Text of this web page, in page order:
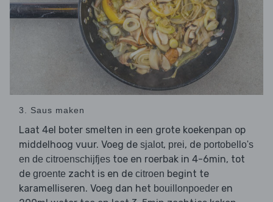
3. Saus maken
Laat 4el boter smelten in een grote koekenpan op
middelhoog vuur. Voeg de sjalot, prei, de portobello's
en de citroenschijfjes toe en roerbak in 4-6min, tot
de groente zacht is en de citroen begint te
karamelliseren. Voeg dan het bouillonpoeder en